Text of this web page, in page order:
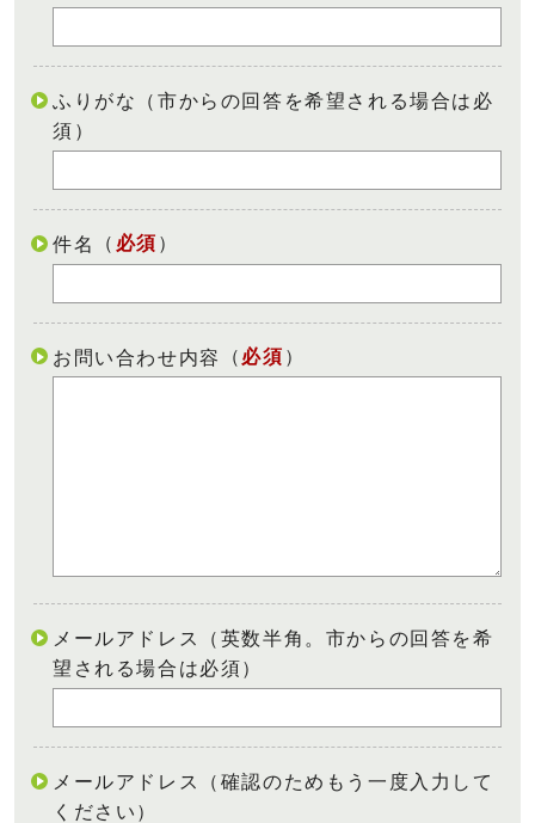
ふりがな（市からの回答を希望される場合は必
須）
件名 （ 必須 ）
お問い合わせ内容 （ 必須 ）
メールアドレス（英数半角。市からの回答を希
望される場合は必須）
メールアドレス（確認のためもう一度入力して
ください）